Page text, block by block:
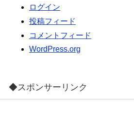
ログイン
投稿フィード
コメントフィード
WordPress.org
◆スポンサーリンク